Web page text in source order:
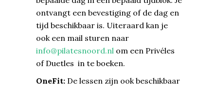
ontvangt een bevestiging of de dag en
tijd beschikbaar is. Uiteraard kan je
ook een mail sturen naar
info@pilatesnoord.nl om een Privéles
of Duetles in te boeken.
OneFit: De lessen zijn ook beschikbaar